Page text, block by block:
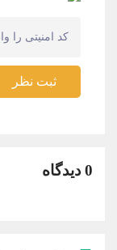
ثبت نظر
0 دیدگاه